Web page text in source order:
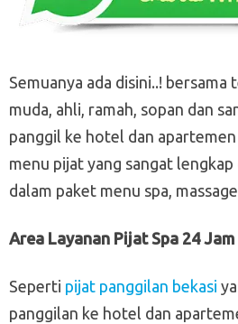
Semuanya ada disini..!
muda, ahli, ramah, sopan dan
panggil ke hotel dan
menu pijat yang sangat
dalam paket menu spa,
Area Layanan Pijat Spa 24
Seperti pijat panggilan bekasi
panggilan ke hotel dan